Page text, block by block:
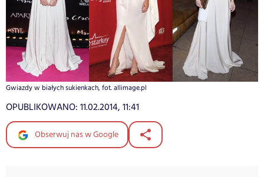
Gwiazdy w białych sukienkach, fot. allimage.pl
OPUBLIKOWANO: 11.02.2014, 11:41
Obserwuj nas w Google